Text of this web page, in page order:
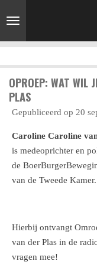
direct
naar
OPROEP: WAT WIL
PLAS
Gepubliceerd op 20
Caroline Caroline
is medeoprichter en
de
van de Tweede Kamer.
Hierbij ontvangt
van der Plas in de
vragen mee!